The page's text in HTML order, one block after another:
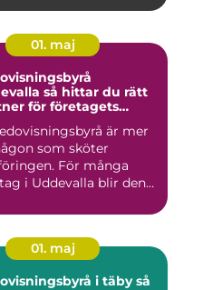
01. maj
hittar du rätt
för företagets
är mer
som sköter
För många
i Uddevalla blir den
01. maj
i täby så